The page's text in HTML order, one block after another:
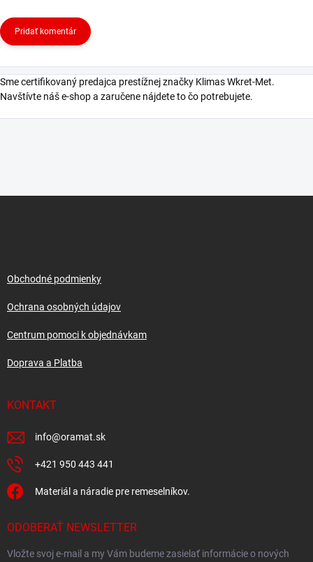
Pridať komentár
Sme certifikovaný predajca prestížnej značky Klimas Wkret-Met.
Navštívte náš e-shop a zaručene nájdete to čo potrebujete.
Obchodné podmienky
Ochrana osobných údajov
Centrum pomoci k objednávkam
Doprava a Platba
KONTAKT
info@oramat.sk
+421 950 443 441
Materiál a náradie pre remeselníkov.
ODOBERAŤ NEWSLETTER
Vložte svoj e-mail a my Vám budeme zasielať informácie o nových